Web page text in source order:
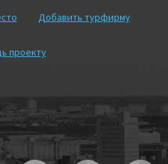
Добавить турфирму
проекту